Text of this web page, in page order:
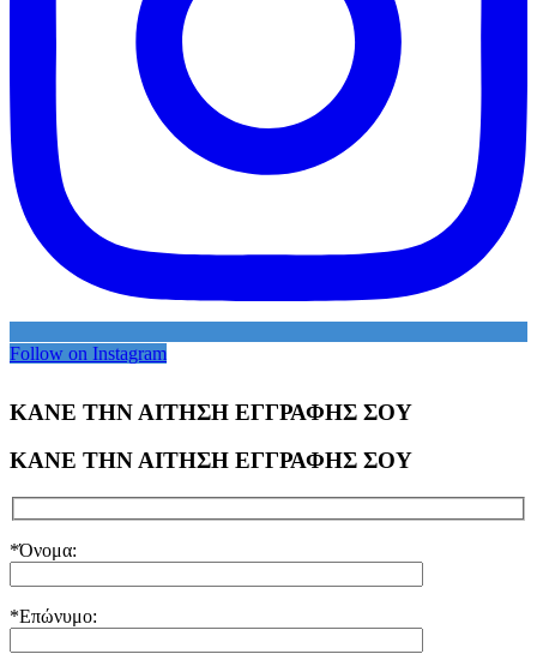
Follow on Instagram
ΚΑΝΕ ΤΗΝ ΑΙΤΗΣΗ ΕΓΓΡΑΦΗΣ ΣΟΥ
ΚΑΝΕ ΤΗΝ ΑΙΤΗΣΗ ΕΓΓΡΑΦΗΣ ΣΟΥ
*Όνομα:
*Επώνυμο: